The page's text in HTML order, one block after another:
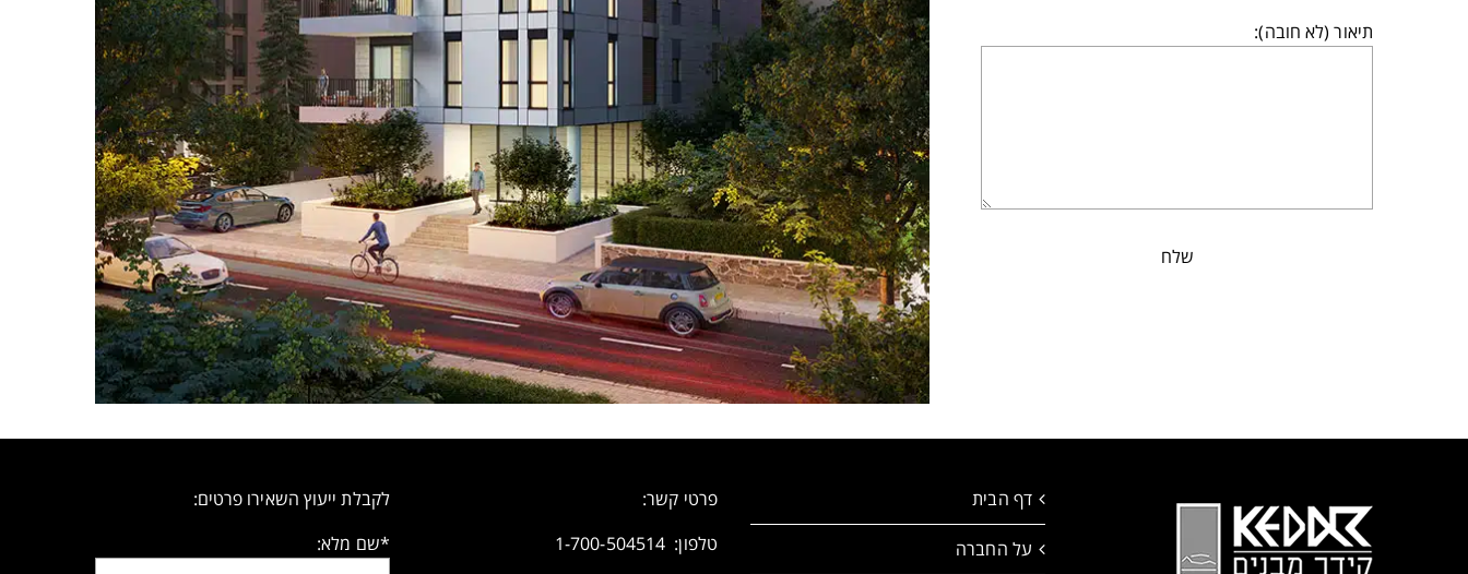
תיאור (לא חובה):
דף הבית
על החברה
פרטי קשר:
טלפון: 1-700-504514
לקבלת ייעוץ השאירו פרטים:
*שם מלא: